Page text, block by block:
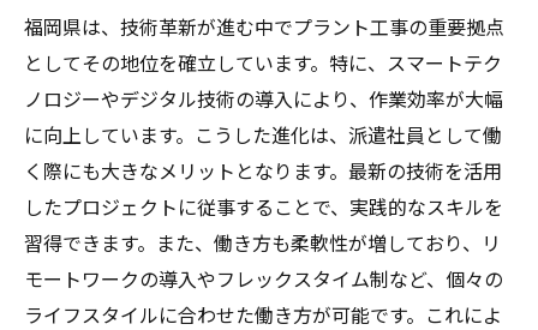
福岡県は、技術革新が進む中でプラント工事の重要拠点
としてその地位を確立しています。特に、スマートテク
ノロジーやデジタル技術の導入により、作業効率が大幅
に向上しています。こうした進化は、派遣社員として働
く際にも大きなメリットとなります。最新の技術を活用
したプロジェクトに従事することで、実践的なスキルを
習得できます。また、働き方も柔軟性が増しており、リ
モートワークの導入やフレックスタイム制など、個々の
ライフスタイルに合わせた働き方が可能です。これによ